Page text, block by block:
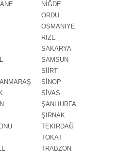
NİĞDE
ORDU
OSMANİYE
RİZE
SAKARYA
SAMSUN
SİİRT
SİNOP
SİVAS
ŞANLIURFA
ŞIRNAK
TEKİRDAĞ
TOKAT
TRABZON